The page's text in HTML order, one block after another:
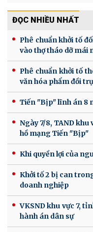
ĐỌC NHIỀU NHẤT
Phê chuẩn khởi tố
vào thợ tháo dỡ mái
Phê chuẩn khởi tố
văn hóa phẩm đồi
Tiến "Bịp" lĩnh án 8
Ngày 7/8, TAND
hồ mạng Tiến "Bịp"
Khi quyền lợi của
Khởi tố 2 bị can
doanh nghiệp
VKSND khu vực 7,
hành án dân sự